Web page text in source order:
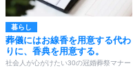
暮らし
葬儀にはお線香を用意する代わ
りに、香典を用意する。
社会人が心がけたい30の冠婚葬祭マナー